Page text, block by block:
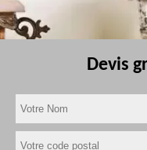
Devis